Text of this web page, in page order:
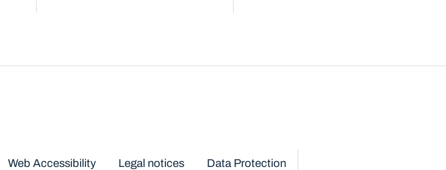
Web Accessibility Legal notices Data Protection